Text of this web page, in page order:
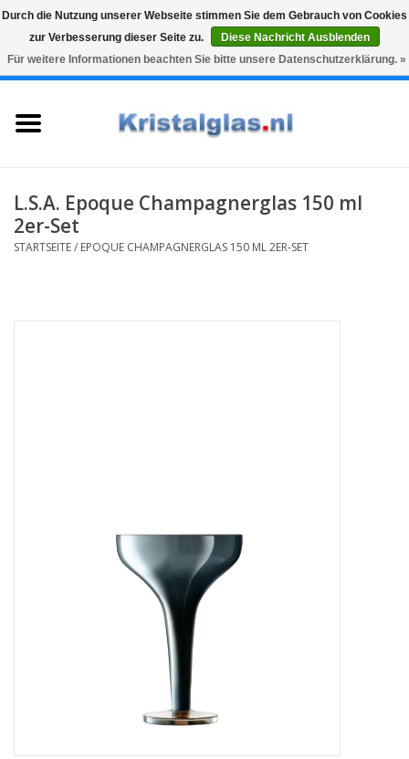
Snelle levering
Graveren
0 Artikel - €0,00
Karaffen
Glasgravur fur karaffe und
L.S.A. Epoque Champagnerglas 150 ml
2er-Set
STARTSEITE/ EPOQUE CHAMPAGNERGLAS 150 ML 2ER-SET
Durch die Nutzung unserer Webseite stimmen Sie dem Gebrauch von Cookies
zur Verbesserung dieser Seite zu.
Diese Nachricht Ausblenden
Für weitere Informationen beachten Sie bitte unsere Datenschutzerklärung. »